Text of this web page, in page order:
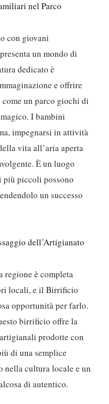
nel Parco
con giovani
un mondo di
dedicato è
e offrire
un parco giochi di
I bambini
impegnarsi in attività
vita all’aria aperta
È un luogo
più piccoli possono
un successo
dell’Artigianato
regione è completa
locali, e il Birrificio
opportunità per farlo.
birrificio offre la
prodotte con
di una semplice
nella cultura locale e un
di autentico.